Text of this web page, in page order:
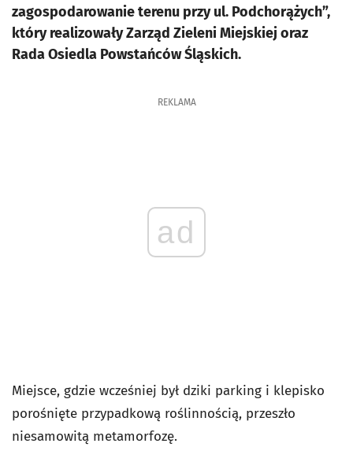
zagospodarowanie terenu przy ul. Podchorążych”,
który realizowały Zarząd Zieleni Miejskiej oraz
Rada Osiedla Powstańców Śląskich.
REKLAMA
ad
Miejsce, gdzie wcześniej był dziki parking i klepisko
porośnięte przypadkową roślinnością, przeszło
niesamowitą metamorfozę.